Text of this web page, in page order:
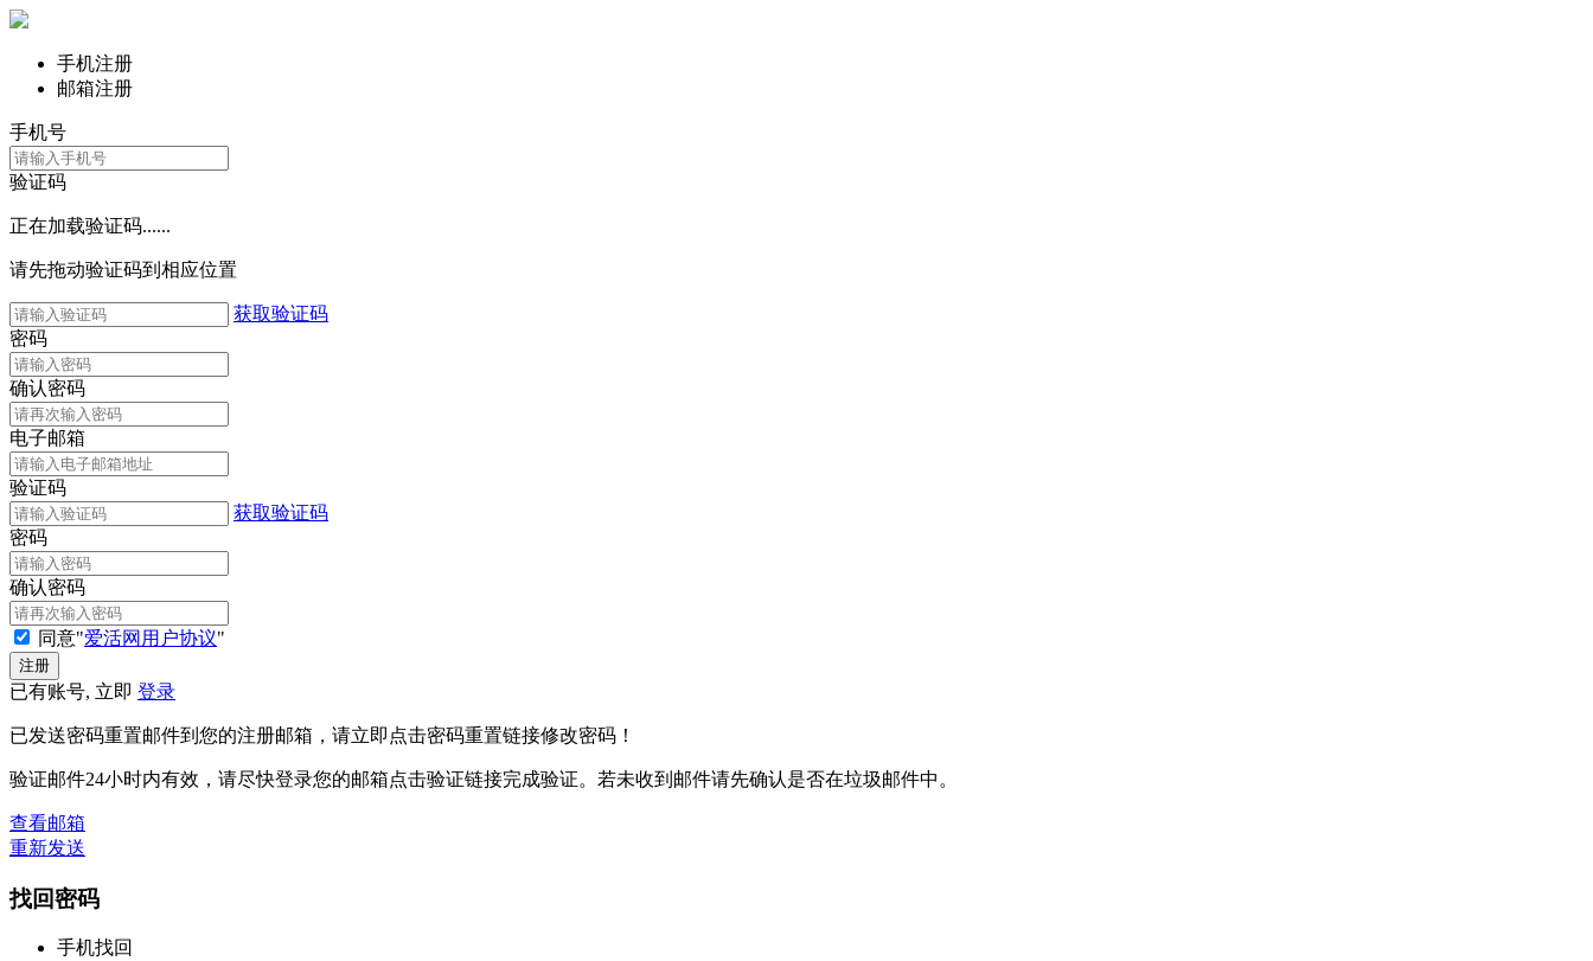
手机注册
邮箱注册
手机号
验证码
正在加载验证码......
请先拖动验证码到相应位置
获取验证码
密码
确认密码
电子邮箱
验证码
获取验证码
密码
确认密码
同意"爱活网用户协议"
已有账号, 立即 登录
已发送密码重置邮件到您的注册邮箱，请立即点击密码重置链接修改密码！
验证邮件24小时内有效，请尽快登录您的邮箱点击验证链接完成验证。若未收到邮件请先确认是否在垃圾邮件中。
查看邮箱
重新发送
找回密码
手机找回